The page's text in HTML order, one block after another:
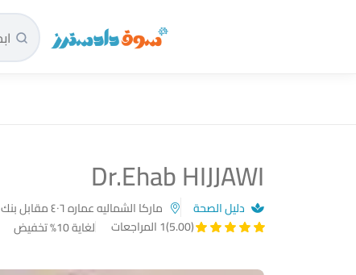
سوق دادسترز الرئيسية
Dr.Ehab HIJJAWI
دليل الصحة ماركا الشماليه عماره ٤٠٦ مقابل بنك الاسكان مجمع ماركا الطبي طابق اول
(5.00)
1 المراجعات لغاية 10% تخفيض